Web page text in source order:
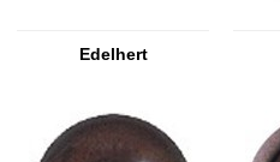
Edelhert